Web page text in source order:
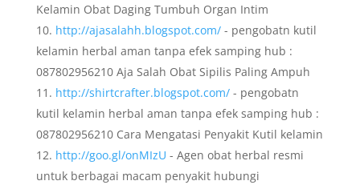
Kelamin Obat Daging Tumbuh Organ Intim
http://ajasalahh.blogspot.com/- pengobatn kutil
kelamin herbal aman tanpa efek samping hub :
087802956210 Aja Salah Obat Sipilis Paling Ampuh
http://shirtcrafter.blogspot.com/- pengobatn
kutil kelamin herbal aman tanpa efek samping hub :
087802956210 Cara Mengatasi Penyakit Kutil kelamin
http://goo.gl/onMIzU - Agen obat herbal resmi
untuk berbagai macam penyakit hubungi